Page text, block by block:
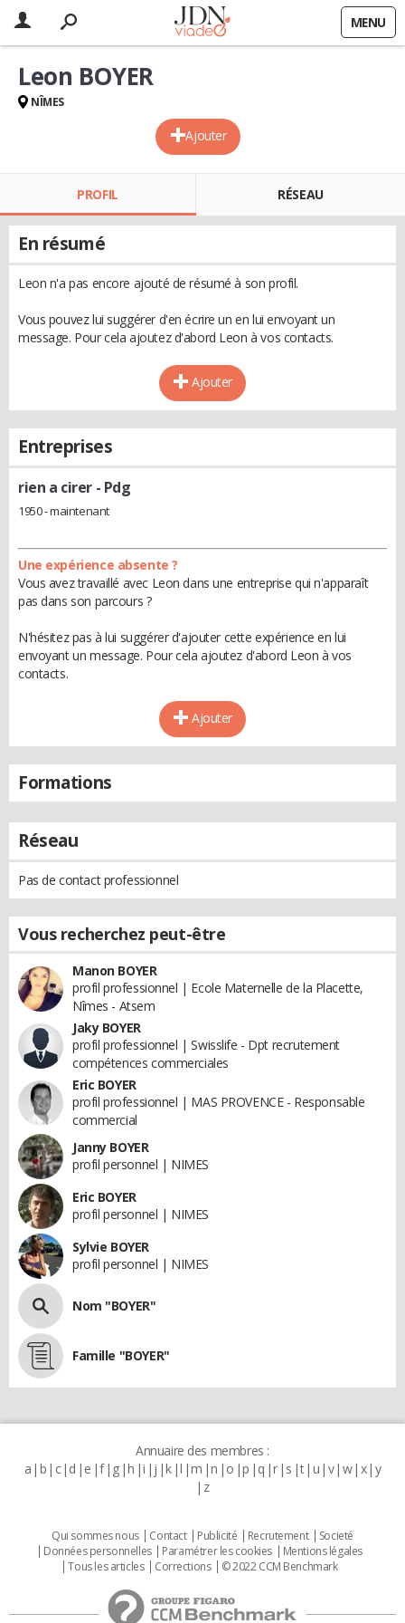
MENU
Ajouter
Leon BOYER
NÎMES
PROFIL RÉSEAU
En résumé
Leon n'a pas encore ajouté de résumé à son profil.
Vous pouvez lui suggérer d'en écrire un en lui envoyant un
message. Pour cela ajoutez d'abord Leon à vos contacts.
Ajouter
Entreprises
rien a cirer- Pdg
1950 - maintenant
Une expérience absente ?
Vous avez travaillé avec Leon dans une entreprise qui n'apparaît
pas dans son parcours ?
N'hésitez pas à lui suggérer d'ajouter cette expérience en lui
envoyant un message. Pour cela ajoutez d'abord Leon à vos
contacts.
Ajouter
Formations
Réseau
Pas de contact professionnel
Vous recherchez peut-être
Manon BOYER
profil professionnel | Ecole Maternelle de la Placette,
Nîmes - Atsem
Jaky BOYER
profil professionnel | Swisslife - Dpt recrutement
compétences commerciales
Eric BOYER
profil professionnel | MAS PROVENCE - Responsable
commercial
Janny BOYER
profil personnel | NIMES
Eric BOYER
profil personnel | NIMES
Sylvie BOYER
profil personnel | NIMES
Nom "BOYER"
Famille "BOYER"
Annuaire des membres :
a b c d e f g h i j k l m n o p q r s t u v w x y
z
Qui sommes nous Contact Publicité Recrutement
Societé
Données personnelles
Paramétrer les cookies
Mentions légales
Tous les articles
Corrections © 2022 CCM Benchmark